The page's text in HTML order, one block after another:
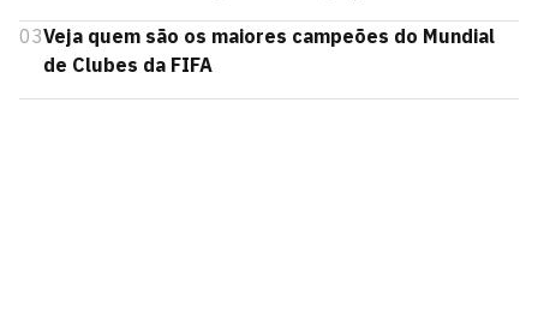
03Veja quem são os maiores campeões do Mundial
de Clubes da FIFA